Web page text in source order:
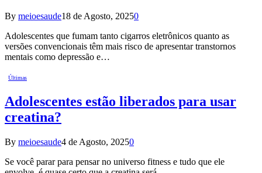
By meioesaude18 de Agosto, 20250
Adolescentes que fumam tanto cigarros eletrônicos quanto as
versões convencionais têm mais risco de apresentar transtornos
mentais como depressão e…
Últimas
Adolescentes estão liberados para usar
creatina?
By meioesaude4 de Agosto, 20250
Se você parar para pensar no universo fitness e tudo que ele